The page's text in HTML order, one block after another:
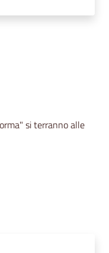
si terranno alle